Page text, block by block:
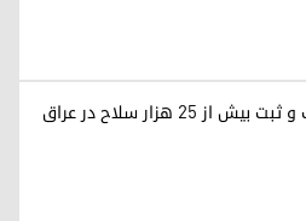
از ۲۵ هزار سلاح در عراق